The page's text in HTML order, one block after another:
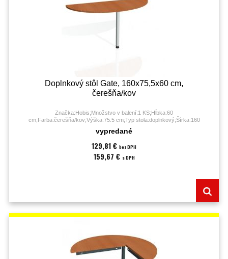
Doplnkový stôl Gate, 160x75,5x60 cm,
čerešňa/kov
Značka:Hobis;Množstvo v balení:1 KS;Hĺbka:60
cm;Farba:čerešňa/kov;Výška:75.5 cm;Typ stola:doplnkový;Šírka:160
cm;Záruka:60 mesiacov;
vypredané
129,81 € bez DPH
159,67 € s DPH